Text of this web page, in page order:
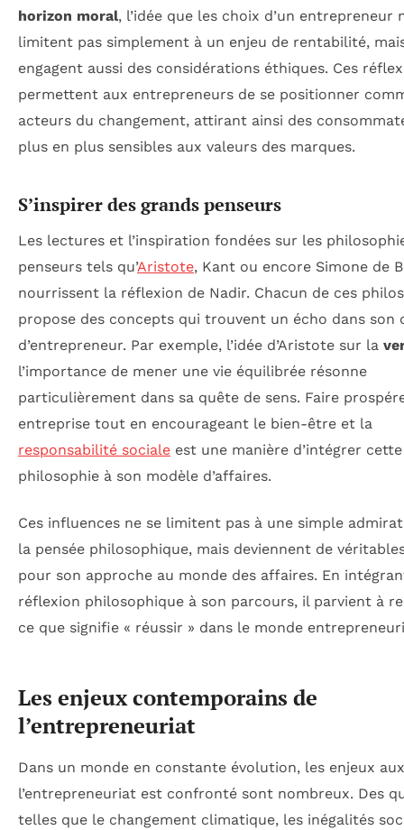
horizon moral, l’idée que les choix d’un entrepreneur
limitent pas simplement à un enjeu de rentabilité,
engagent aussi des considérations éthiques. Ces
permettent aux entrepreneurs de se positionner
acteurs du changement, attirant ainsi des
plus en plus sensibles aux valeurs des marques.
S’inspirer des grands penseurs
Les lectures et l’inspiration fondées sur les
penseurs tels qu’Aristote, Kant ou encore Simone de
nourrissent la réflexion de Nadir. Chacun de ces
propose des concepts qui trouvent un écho dans son
d’entrepreneur. Par exemple, l’idée d’Aristote sur la
l’importance de mener une vie équilibrée résonne
particulièrement dans sa quête de sens. Faire
entreprise tout en encourageant le bien-être et la
responsabilité sociale est une manière d’intégrer cette
philosophie à son modèle d’affaires.
Ces influences ne se limitent pas à une simple
la pensée philosophique, mais deviennent de
pour son approche au monde des affaires. En
réflexion philosophique à son parcours, il parvient à
ce que signifie « réussir » dans le monde
Les enjeux contemporains de
l’entrepreneuriat
Dans un monde en constante évolution, les enjeux
l’entrepreneuriat est confronté sont nombreux. Des
telles que le changement climatique, les inégalités